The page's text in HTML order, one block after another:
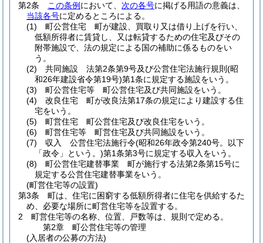
第2条
この条例 において、 次の各号に掲げる用語の意義は、
当該各号に定めるところによる。
(1)
町公営住宅 町が建設、買取り又は借り上げを行い、
低額所得者に賃貸し、又は転貸するための住宅及びその
附帯施設で、法の規定による国の補助に係るものをい
う。
(2)
共同施設 法第2条第9号及び公営住宅法施行規則 (昭
和26年建設省令第19号)第1条に規定する施設をいう。
(3)
町公営住宅等 町公営住宅及び共同施設をいう。
(4)
改良住宅 町が改良法第17条の規定により建設する住
宅をいう。
(5)
町営住宅 町公営住宅及び改良住宅をいう。
(6)
町営住宅等 町営住宅及び共同施設をいう。
(7)
収入 公営住宅法施行令(昭和26年政令第240号。以下
「政令」という。)第1条第3号に規定する収入をいう。
(8)
町公営住宅建替事業 町が施行する法第2条第15号に
規定する公営住宅建替事業をいう。
(町営住宅等の設置)
第3条
町は、住宅に困窮する低額所得者に住宅を供給するた
め、必要な場所に町営住宅等を設置する。
2
町営住宅等の名称、位置、戸数等は、規則で定める。
第2章
町公営住宅等の管理
(入居者の公募の方法)